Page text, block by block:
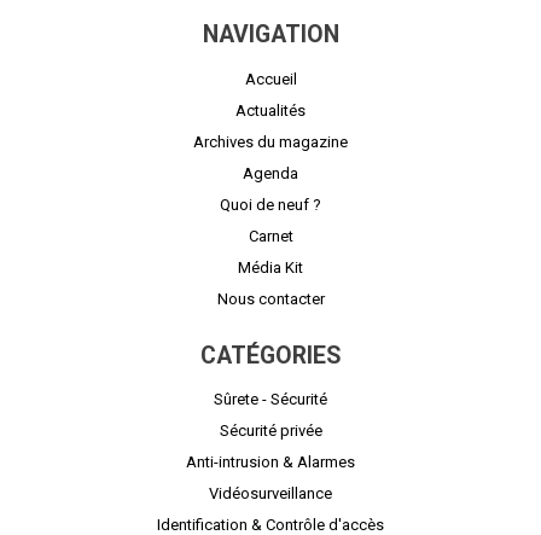
NAVIGATION
Accueil
Actualités
Archives du magazine
Agenda
Quoi de neuf ?
Carnet
Média Kit
Nous contacter
CATÉGORIES
Sûrete - Sécurité
Sécurité privée
Anti-intrusion & Alarmes
Vidéosurveillance
Identification & Contrôle d'accès